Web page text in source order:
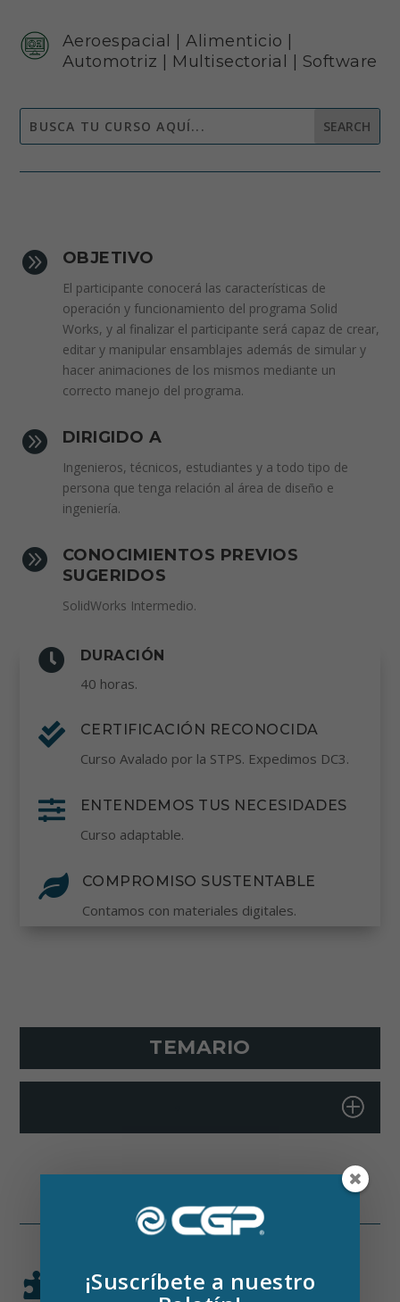
Aeroespacial Alimenticio
Automotriz
Multisectorial Software
 OBJETIVO
El participante conocerá las características de
operación y funcionamiento del programa Solid
Works, y al finalizar el participante será capaz de crear,
editar y manipular ensamblajes además de simular y
hacer animaciones de los mismos mediante un
correcto manejo del programa.
 DIRIGIDO A
Ingenieros, técnicos, estudiantes y a todo tipo de
persona que tenga relación al área de diseño e
ingeniería.

CONOCIMIENTOS PREVIOS
SUGERIDOS
SolidWorks Intermedio.
 DURACIÓN
40 horas.
 CERTIFICACIÓN RECONOCIDA
Curso Avalado por la STPS. Expedimos DC3.
 ENTENDEMOS TUS NECESIDADES
Curso adaptable.
 COMPROMISO SUSTENTABLE
Contamos con materiales digitales.
TEMARIO

METODOLOGÍA EN CADA
¡Suscríbete a nuestro